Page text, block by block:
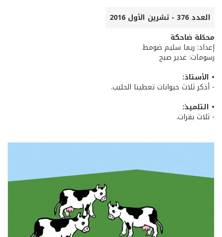
العدد 376 - تشرين الأول 2016
محطّة ضاحكة
إعداد: ريما سليم ضومط
رسومات: غدير صبح
• الأستاذ:
- أذكر ثلاث حيوانات تعطينا الحليب.
• التلميذ:
- ثلاث بقرات.